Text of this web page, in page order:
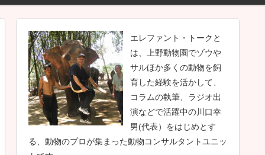
エレファント・トークと
は、上野動物園でゾウや
サルほか多くの動物を飼
育した経験を活かして、
コラムの執筆、ラジオ出
演などで活躍中の川口幸
男(代表）をはじめとす
る、動物のプロが集まった動物コンサルタントユニッ